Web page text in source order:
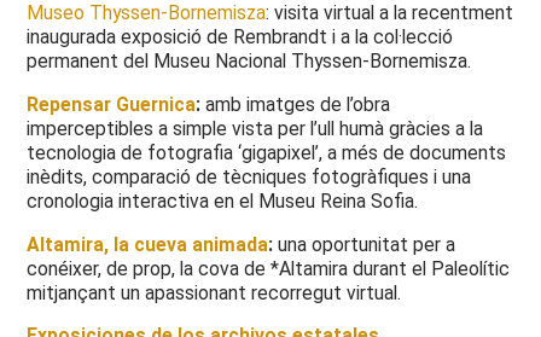
Museo Thyssen-Bornemisza: visita virtual a la recentment
inaugurada exposició de Rembrandt i a la col·lecció
permanent del Museu Nacional Thyssen-Bornemisza.
Repensar Guernica: amb imatges de l’obra
imperceptibles a simple vista per l’ull humà gràcies a la
tecnologia de fotografia ‘gigapixel’, a més de documents
inèdits, comparació de tècniques fotogràfiques i una
cronologia interactiva en el Museu Reina Sofia.
Altamira, la cueva animada:una oportunitat per a
conéixer, de prop, la cova de *Altamira durant el Paleolític
mitjançant un apassionant recorregut virtual.